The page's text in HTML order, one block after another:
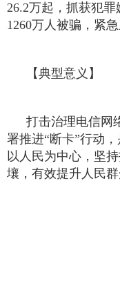
26.2万起，抓获犯
1260万人被骗，紧
【典型意义】
打击治理电信网
署推进“断卡”行动
以人民为中心，坚
壤，有效提升人民